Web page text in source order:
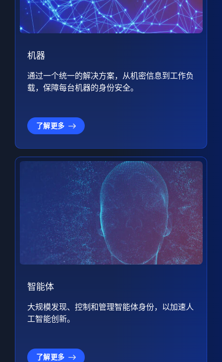
机器
通过一个统一的解决方案，从机密信息到工作负
载，保障每台机器的身份安全。
了解更多
智能体
大规模发现、控制和管理智能体身份，以加速人
工智能创新。
了解更多